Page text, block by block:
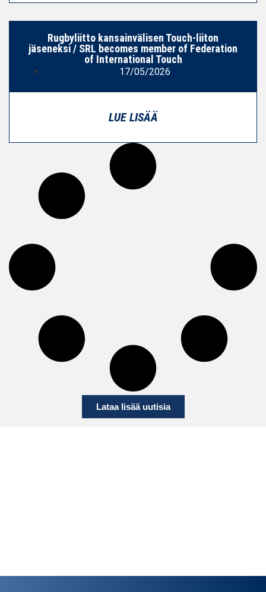
Rugbyliitto kansainvälisen Touch-liiton
jäseneksi / SRL becomes member of Federation
of International Touch
17/05/2026
LUE LISÄÄ
Lataa lisää uutisia